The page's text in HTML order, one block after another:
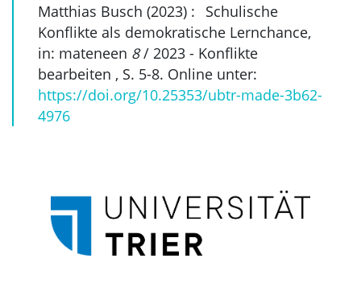
Matthias Busch (2023) :
Schulische
Konflikte als demokratische Lernchance,
in: mateneen 8/ 2023 - Konflikte
bearbeiten , S. 5-8. Online unter:
https://doi.org/10.25353/ubtr-made-3b62-
4976